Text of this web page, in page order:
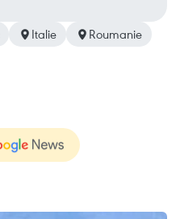
Italie
Roumanie